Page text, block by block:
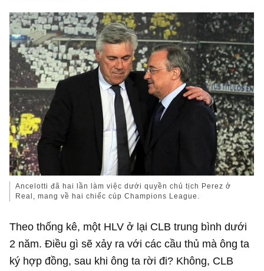
Ancelotti đã hai lần làm việc dưới quyền chủ tịch Perez ở
Real, mang về hai chiếc cúp Champions League.
Theo thống kê, một HLV ở lại CLB trung bình dưới
2 năm. Điều gì sẽ xảy ra với các cầu thủ mà ông ta
ký hợp đồng, sau khi ông ta rời đi? Không, CLB